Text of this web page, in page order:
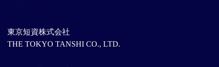
東京短資株式会社
THE TOKYO TANSHI CO., LTD.